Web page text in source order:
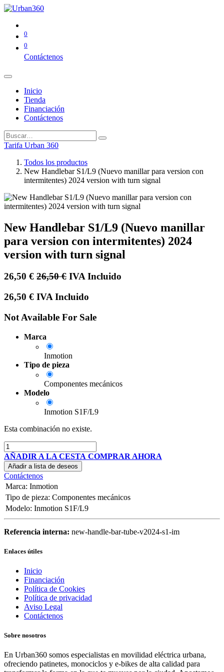
0
0
Contáctenos
Inicio
Tienda
Financiación
Contáctenos
Tarifa Urban 360
Todos los productos
New Handlebar S1/L9 (Nuevo manillar para version con
intermitentes) 2024 version with turn signal
New Handlebar S1/L9 (Nuevo manillar
para version con intermitentes) 2024
version with turn signal
26,50 € 26,50€ IVA Incluido
26,50 € IVA Incluido
Not Available For Sale
Marca
Inmotion
Tipo de pieza
Componentes mecánicos
Modelo
Inmotion S1F/L9
Esta combinación no existe.
AÑADIR A LA CESTA COMPRAR AHORA
Añadir a lista de deseos
Contáctenos
Marca: Inmotion
Tipo de pieza: Componentes mecánicos
Modelo: Inmotion S1F/L9
Referencia interna: new-handle-bar-tube-v2024-s1-im
Enlaces útiles
Inicio
Financiación
Política de Cookies
Política de privacidad
Aviso Legal
Contáctenos
Sobre nosotros
En Urban360 somos especialistas en movilidad eléctrica urbana,
ofreciendo patinetes, monociclos y e-bikes de alta calidad para